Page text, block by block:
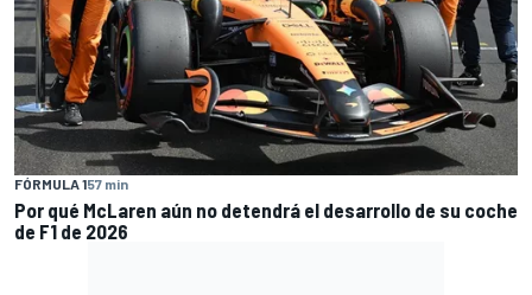
FÓRMULA 157 min
Por qué McLaren aún no detendrá el desarrollo de su coche
de F1 de 2026